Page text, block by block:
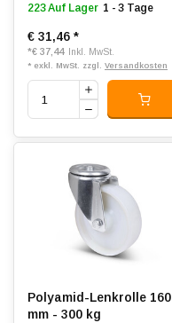
223 Auf Lager 1 - 3 Tage
€ 31,46 *
*€ 37,44 Inkl. MwSt.
* exkl. MwSt. zzgl. Versandkosten
Polyamid-Lenkrolle 160
mm - 300 kg